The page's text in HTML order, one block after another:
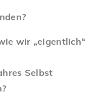
wir „eigentlich“
Selbst